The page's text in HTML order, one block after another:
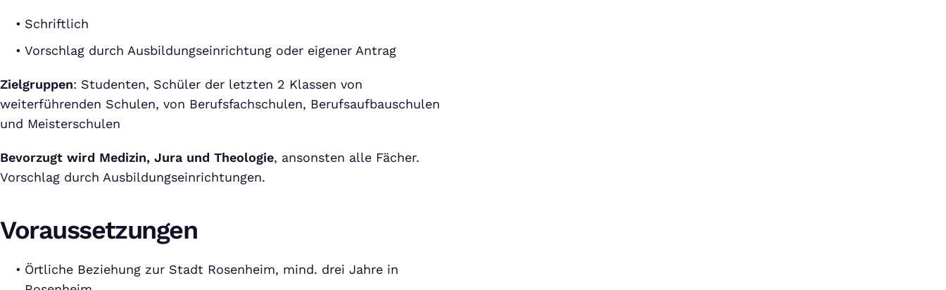
Schriftlich
Vorschlag durch Ausbildungseinrichtung oder eigener Antrag
Zielgruppen: Studenten, Schüler der letzten 2 Klassen von
weiterführenden Schulen, von Berufsfachschulen, Berufsaufbauschulen
und Meisterschulen
Bevorzugt wird Medizin, Jura und Theologie, ansonsten alle Fächer.
Vorschlag durch Ausbildungseinrichtungen.
Voraussetzungen
Örtliche Beziehung zur Stadt Rosenheim, mind. drei Jahre in